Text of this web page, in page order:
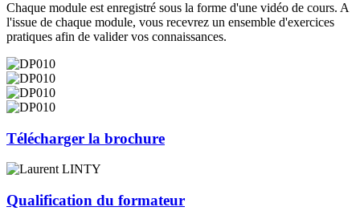
Chaque module est enregistré sous la forme d'une vidéo de cours. A
l'issue de chaque module, vous recevrez un ensemble d'exercices
pratiques afin de valider vos connaissances.
Télécharger la brochure
Qualification du formateur